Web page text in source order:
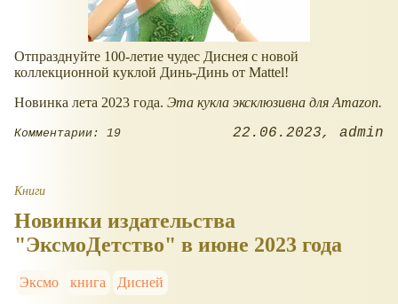
Отпразднуйте 100-летие чудес Диснея с новой
коллекционной куклой Динь-Динь от Mattel!
Новинка лета 2023 года. Эта кукла эксклюзивна для Amazon.
Комментарии: 19 22.06.2023 admin
Книги
Новинки издательства
"ЭксмоДетство" в июне 2023 года
Эксмо книга Дисней